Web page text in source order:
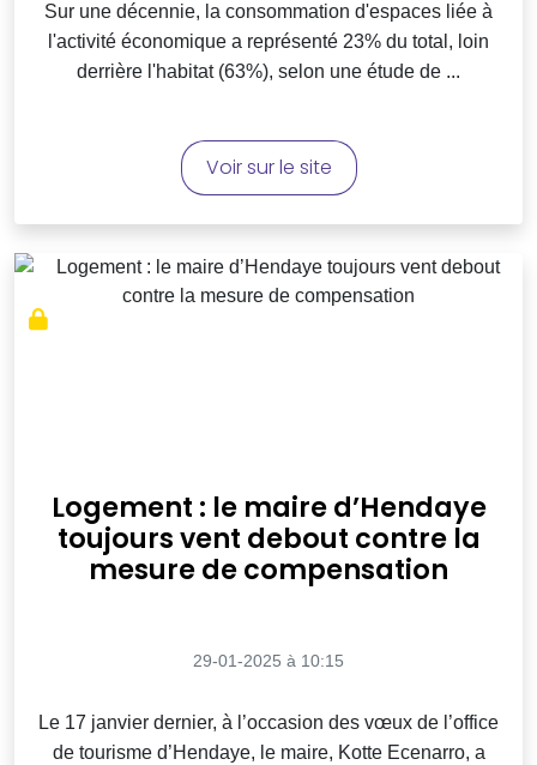
Sur une décennie, la consommation d'espaces liée à
l'activité économique a représenté 23% du total, loin
derrière l'habitat (63%), selon une étude de ...
Voir sur le site
Logement : le maire d’Hendaye
toujours vent debout contre la
mesure de compensation
29-01-2025 à 10:15
Le 17 janvier dernier, à l’occasion des vœux de l’office
de tourisme d’Hendaye, le maire, Kotte Ecenarro, a